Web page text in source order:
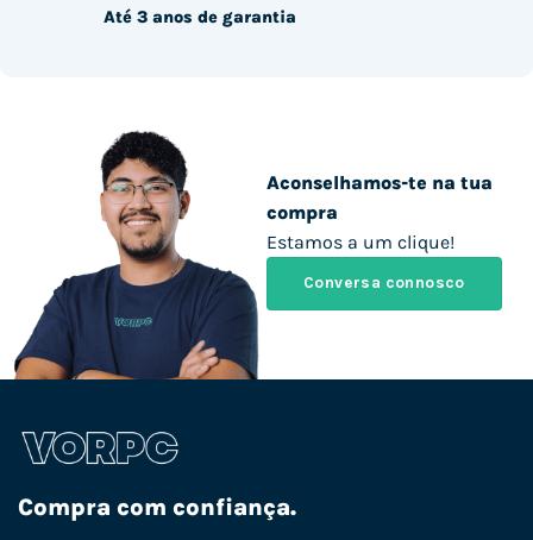
Aconselhamos-te na tua
compra
Estamos a um clique!
Conversa connosco
Até 3 anos de garantia
Compra com confiança.